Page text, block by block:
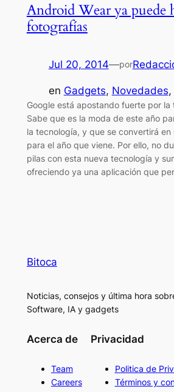
Android Wear ya puede
fotografías
Jul 20, 2014—por
en Gadgets, Novedades,
Google está apostando fuerte por la
Sabe que es la moda de este año
la tecnología, y que se convertirá
para el año que viene. Por ello, no
pilas con esta nueva tecnología y
ofreciendo ya una aplicación que
Bitoca
Noticias, consejos y última hora
Software, IA y gadgets
Acerca de
Team
Careers
Privacidad
Politica de
Términos y